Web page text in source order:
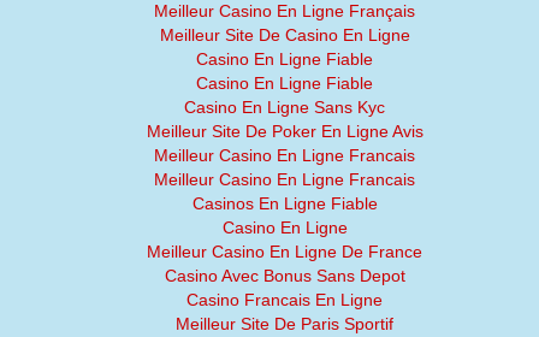
Meilleur Casino En Ligne Français
Meilleur Site De Casino En Ligne
Casino En Ligne Fiable
Casino En Ligne Fiable
Casino En Ligne Sans Kyc
Meilleur Site De Poker En Ligne Avis
Meilleur Casino En Ligne Francais
Meilleur Casino En Ligne Francais
Casinos En Ligne Fiable
Casino En Ligne
Meilleur Casino En Ligne De France
Casino Avec Bonus Sans Depot
Casino Francais En Ligne
Meilleur Site De Paris Sportif